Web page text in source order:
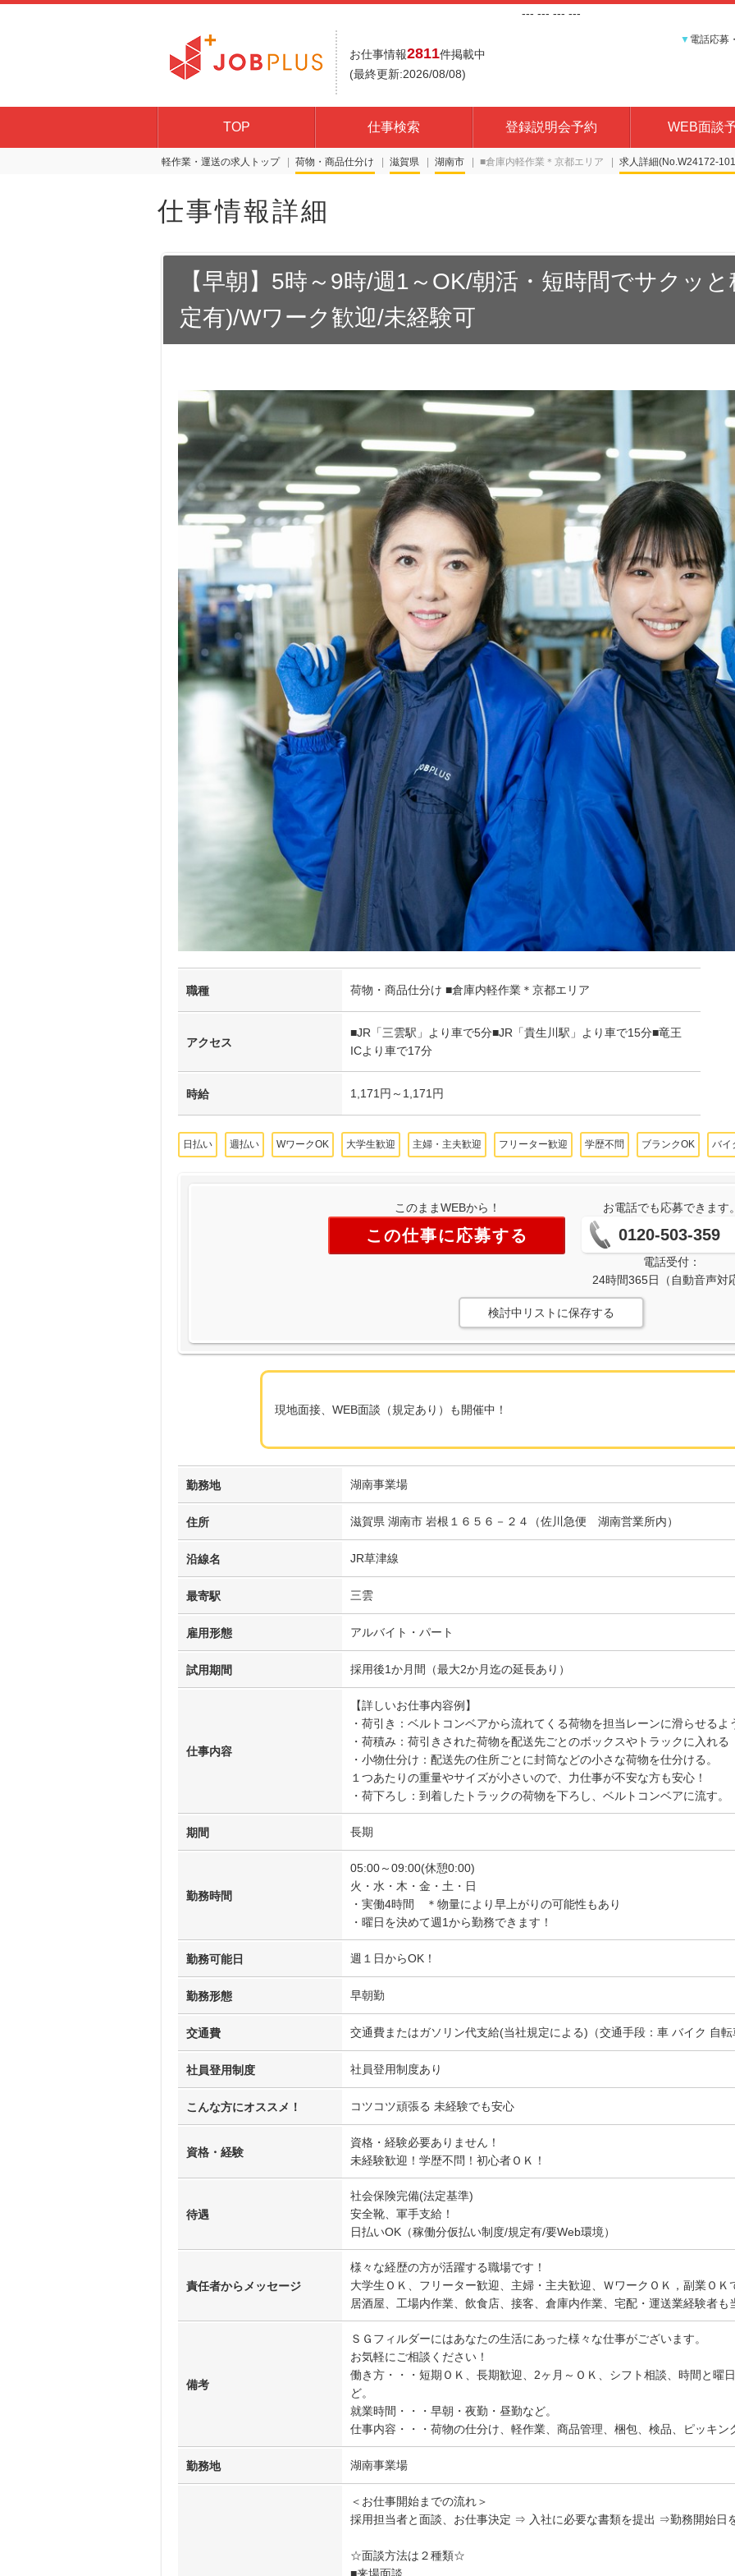
--- --- --- ---
お仕事情報2811件掲載中
(最終更新:2026/08/08)
▼ 電話応募
TOP 仕事検索 登録説明会予約 WEB面談
軽作業・運送の求人トップ 荷物・商品仕分け 滋賀県 湖南市 ■倉庫内軽作業＊京都エリア 求人詳細(No.W24172-
仕事情報詳細
【早朝】5時～9時/週1～OK/朝活・短時間でサクッ
定有)/Wワーク歓迎/未経験可
職種 荷物・商品仕分け ■倉庫内軽作業＊京都エリア
アクセス
■JR「三雲駅」より車で5分■JR「貴生川駅」より車で15分■竜王
ICより車で17分
時給 1,171円～1,171円
日払い 週払い WワークOK 大学生歓迎 主婦・主夫歓迎 フリーター歓迎 学歴不問 ブランクOK バイ
このままWEBから！
この仕事に応募する
お電話でも応募できます。
0120-503-359
電話受付：
24時間365日（自動音声対
検討中リストに保存する
現地面接、WEB面談（規定あり）も開催中！
勤務地 湖南事業場
住所 滋賀県 湖南市 岩根１６５６－２４（佐川急便 湖南営業所内）
沿線名 JR草津線
最寄駅 三雲
雇用形態 アルバイト・パート
試用期間 採用後1か月間（最大2か月迄の延長あり）
仕事内容
【詳しいお仕事内容例】
・荷引き：ベルトコンベアから流れてくる荷物を担当レーンに滑らせるよ
・荷積み：荷引きされた荷物を配送先ごとのボックスやトラックに入れる
・小物仕分け：配送先の住所ごとに封筒などの小さな荷物を仕分ける。
１つあたりの重量やサイズが小さいので、力仕事が不安な方も安心！
・荷下ろし：到着したトラックの荷物を下ろし、ベルトコンベアに流す。
期間 長期
勤務時間
05:00～09:00(休憩0:00)
火・水・木・金・土・日
・実働4時間 ＊物量により早上がりの可能性もあり
・曜日を決めて週1から勤務できます！
勤務可能日 週１日からOK！
勤務形態 早朝勤
交通費 交通費またはガソリン代支給(当社規定による)（交通手段：車 バイク 自転
社員登用制度 社員登用制度あり
こんな方にオススメ！ コツコツ頑張る 未経験でも安心
資格・経験
資格・経験必要ありません！
未経験歓迎！学歴不問！初心者ＯＫ！
待遇
社会保険完備(法定基準)
安全靴、軍手支給！
日払いOK（稼働分仮払い制度/規定有/要Web環境）
責任者からメッセージ
様々な経歴の方が活躍する職場です！
大学生ＯＫ、フリーター歓迎、主婦・主夫歓迎、ＷワークＯＫ，副業ＯＫ
居酒屋、工場内作業、飲食店、接客、倉庫内作業、宅配・運送業経験者も
備考
ＳＧフィルダーにはあなたの生活にあった様々な仕事がございます。
お気軽にご相談ください！
働き方・・・短期ＯＫ、長期歓迎、2ヶ月～ＯＫ、シフト相談、時間と曜
ど。
就業時間・・・早朝・夜勤・昼勤など。
仕事内容・・・荷物の仕分け、軽作業、商品管理、梱包、検品、ピッキン
勤務地 湖南事業場
＜お仕事開始までの流れ＞
採用担当者と面談、お仕事決定 ⇒ 入社に必要な書類を提出 ⇒勤務開始日
☆面談方法は２種類☆
■来場面談